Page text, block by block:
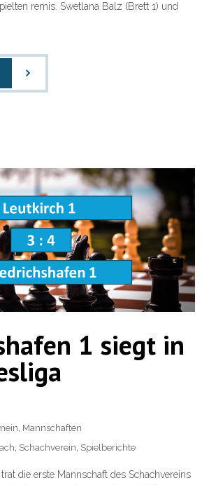
remis. Swetlana Balz (Brett 1) und
1 siegt in
Mannschaften
Schachverein Spielberichte
die erste Mannschaft des Schachvereins